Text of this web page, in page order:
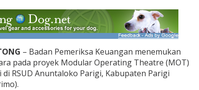
– Badan Pemeriksa Keuangan menemukan
pada proyek Modular Operating Theatre (MOT)
RSUD Anuntaloko Parigi, Kabupaten Parigi